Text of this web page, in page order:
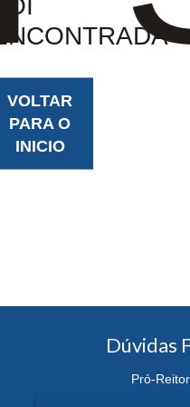
VOLTAR
PARA O
INICIO
Dúvidas
Pró-